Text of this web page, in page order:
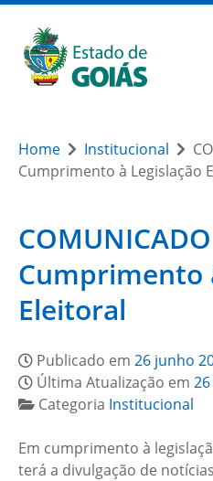
Home Institucional
Cumprimento à Legislação
Cumprimento
Eleitoral
Publicado em 26 junho
Última Atualização em
Categoria Institucional
Em cumprimento à
terá a divulgação de